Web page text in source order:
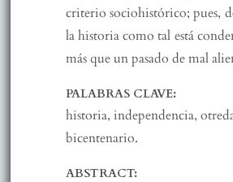
criterio sociohistórico; pues,
la historia como tal está
más que un pasado de mal
PALABRAS CLAVE:
historia, independencia,
bicentenario.
ABSTRACT: